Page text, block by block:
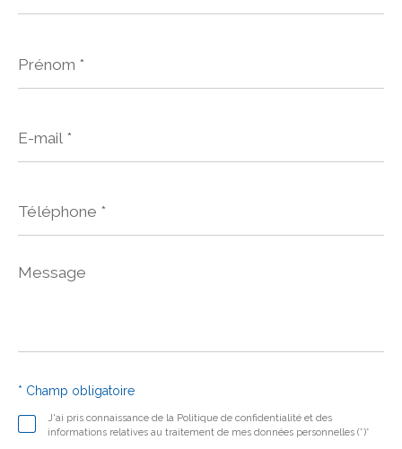
*
mail
*
Message
*
J'ai pris connaissance de la Politique de confidentialité et des
informations relatives au traitement de mes données personnelles (*)*
* Champ obligatoire